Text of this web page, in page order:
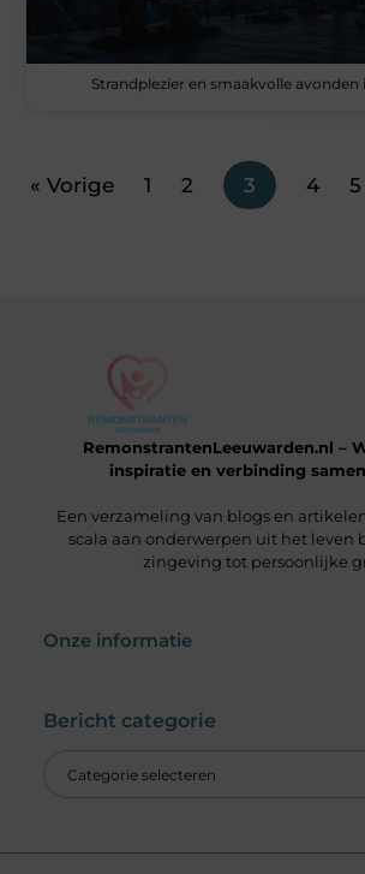
Strandplezier en smaakvolle avonden
« Vorige 1 2 3 4 5
RemonstrantenLeeuwarden.nl –
inspiratie en verbinding
Een verzameling van blogs en
scala aan onderwerpen uit het leven
zingeving tot persoonlijke
Onze informatie
Bericht categorie